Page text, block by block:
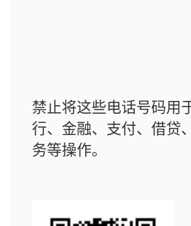
禁止将这些电话号码用
行、金融、支付、借贷
务等操作。